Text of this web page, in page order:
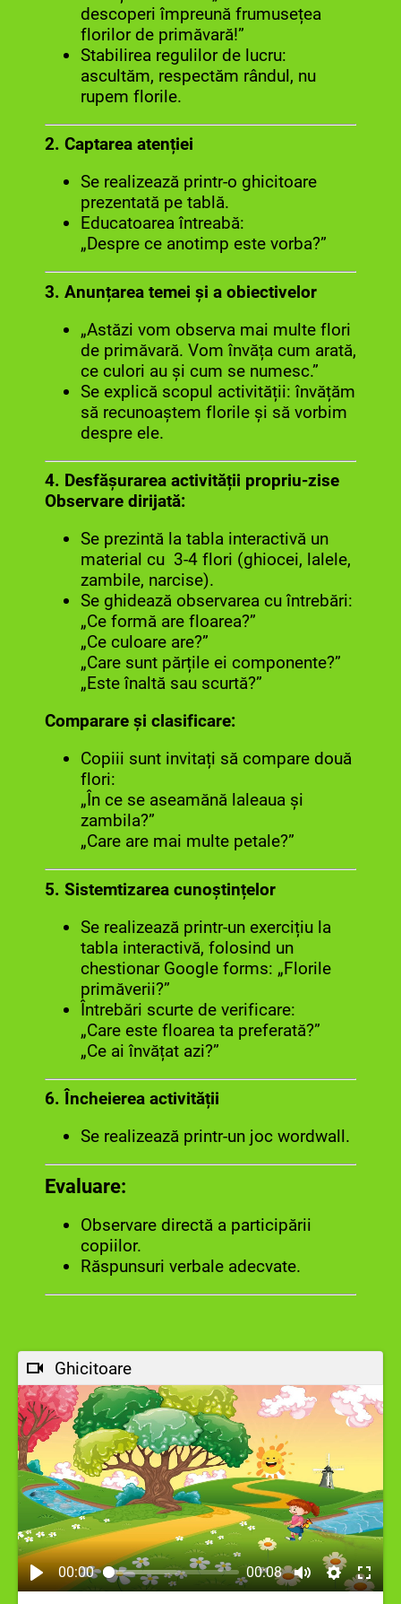
descoperi împreună frumusețea
florilor de primăvară!”
Stabilirea regulilor de lucru:
ascultăm, respectăm rândul, nu
rupem florile.
2. Captarea atenției
Se realizează printr-o ghicitoare
prezentată pe tablă.
Educatoarea întreabă:
„Despre ce anotimp este vorba?”
3. Anunțarea temei și a obiectivelor
„Astăzi vom observa mai multe flori
de primăvară. Vom învăța cum arată,
ce culori au și cum se numesc.”
Se explică scopul activității: învățăm
să recunoaștem florile și să vorbim
despre ele.
4. Desfășurarea activității propriu-zise
Observare dirijată:
Se prezintă la tabla interactivă un
material cu 3-4 flori (ghiocei, lalele,
zambile, narcise).
Se ghidează observarea cu întrebări:
„Ce formă are floarea?”
„Ce culoare are?”
„Care sunt părțile ei componente?”
„Este înaltă sau scurtă?”
Comparare și clasificare:
Copiii sunt invitați să compare două
flori:
„În ce se aseamănă laleaua și
zambila?”
„Care are mai multe petale?”
5. Sistemtizarea cunoștințelor
Se realizează printr-un exercițiu la
tabla interactivă, folosind un
chestionar Google forms: „Florile
primăverii?”
Întrebări scurte de verificare:
„Care este floarea ta preferată?”
„Ce ai învățat azi?”
6. Încheierea activității
Se realizează printr-un joc wordwall.
Evaluare:
Observare directă a participării
copiilor.
Răspunsuri verbale adecvate.
Ghicitoare
00:00 00:08